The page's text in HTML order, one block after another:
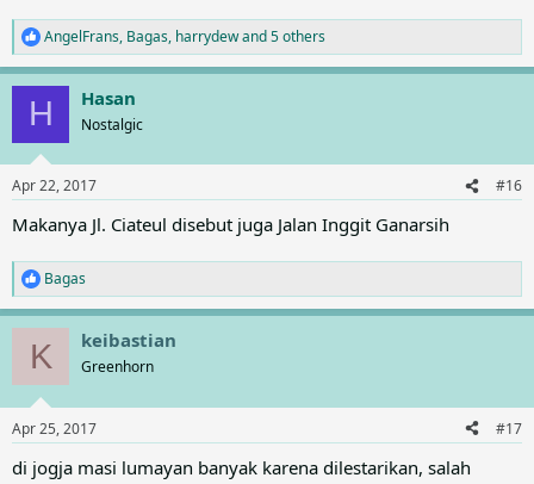
R
e
a
i
s
AngelFrans, Bagas, harrydewand 5 others
H Hasan
Nostalgic
Apr 22, 2017 #16
Makanya Jl. Ciateul disebut juga Jalan Inggit Ganarsih
R
e
a
i
s
:
Bagas
K keibastian
Greenhorn
Apr 25, 2017 #17
di jogja masi lumayan banyak karena dilestarikan, salah